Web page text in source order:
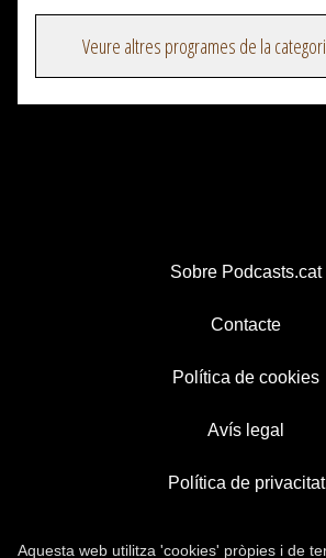
Veure altres programes de la
Sobre Podcasts.cat
Contacte
Política de cookies
Avís legal
Política de privacitat
Aquesta web utilitza 'cookies' pròpies i de